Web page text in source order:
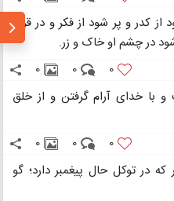
کدر و پر شود از فکر و در قرب
در چشم او خاک و زر.
0
0
0
خدای آرام گرفتن و از خلق
0
0
0
در توکل حال پیغمبر دارد؛ گو